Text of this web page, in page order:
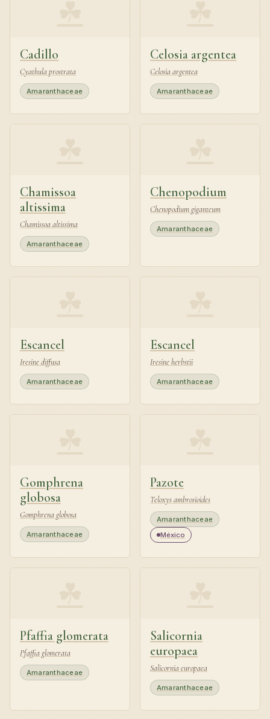
Cadillo
Cyathula prostrata
Amaranthaceae
Celosia argentea
Celosia argentea
Amaranthaceae
Chamissoa
altissima
Chamissoa altissima
Amaranthaceae
Chenopodium
Chenopodium giganteum
Amaranthaceae
Escancel
Iresine diffusa
Amaranthaceae
Escancel
Iresine herbstii
Amaranthaceae
Gomphrena
globosa
Gomphrena globosa
Amaranthaceae
Pazote
Teloxys ambrosioides
Amaranthaceae
México
Pfaffia glomerata
Pfaffia glomerata
Amaranthaceae
Salicornia
europaea
Salicornia europaea
Amaranthaceae